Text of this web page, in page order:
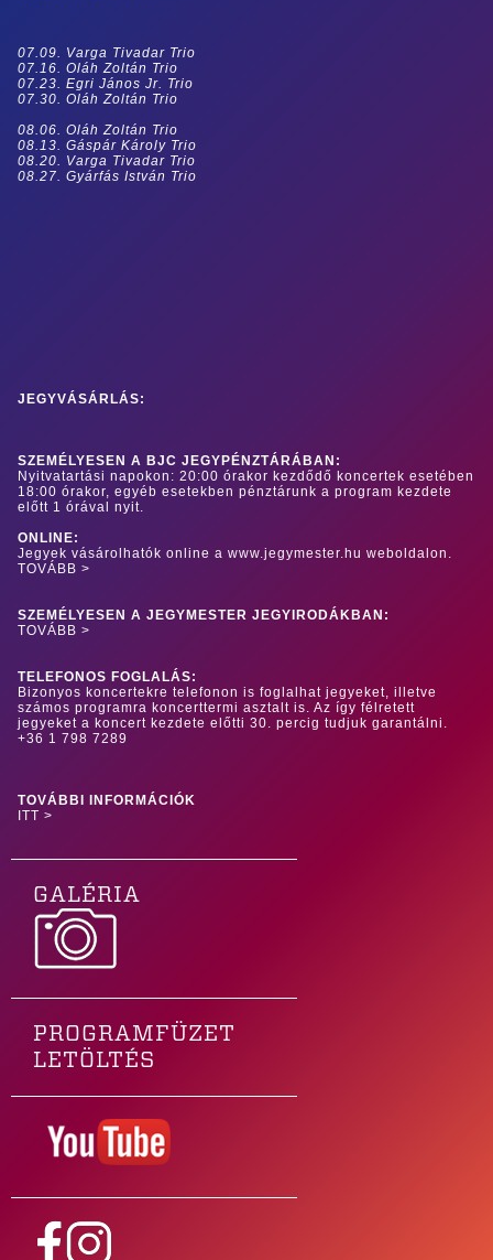
07.09. Varga Tivadar Trio
07.16. Oláh Zoltán Trio
07.23. Egri János Jr. Trio
07.30. Oláh Zoltán Trio
08.06. Oláh Zoltán Trio
08.13. Gáspár Károly Trio
08.20. Varga Tivadar Trio
08.27. Gyárfás István Trio
JEGYVÁSÁRLÁS:
SZEMÉLYESEN A BJC JEGYPÉNZTÁRÁBAN:
Nyitvatartási napokon: 20:00 órakor kezdődő koncertek esetében
18:00 órakor, egyéb esetekben pénztárunk a program kezdete
előtt 1 órával nyit.
ONLINE:
Jegyek vásárolhatók online a www.jegymester.hu weboldalon.
TOVÁBB >
SZEMÉLYESEN A JEGYMESTER JEGYIRODÁKBAN:
TOVÁBB >
TELEFONOS FOGLALÁS:
Bizonyos koncertekre telefonon is foglalhat jegyeket, illetve
számos programra koncerttermi asztalt is. Az így félretett
jegyeket a koncert kezdete előtti 30. percig tudjuk garantálni.
+36 1 798 7289
TOVÁBBI INFORMÁCIÓK
ITT >
GALÉRIA
PROGRAMFÜZET
LETÖLTÉS